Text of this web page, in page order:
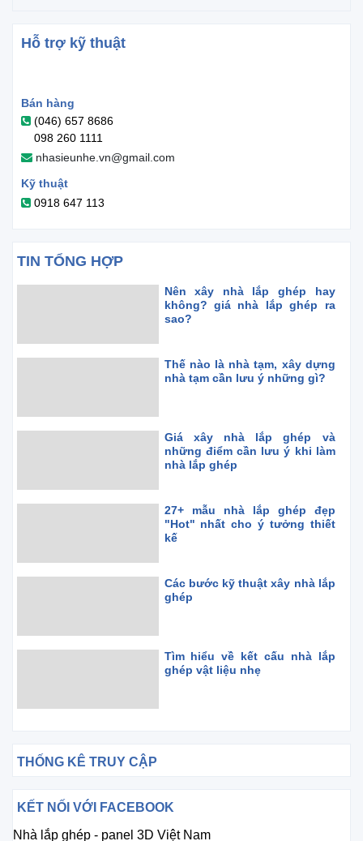
Hỗ trợ kỹ thuật
Bán hàng
(046) 657 8686
098 260 1111
nhasieunhe.vn@gmail.com
Kỹ thuật
0918 647 113
TIN TỔNG HỢP
Nên xây nhà lắp ghép hay
không? giá nhà lắp ghép ra
sao?
Thế nào là nhà tạm, xây dựng
nhà tạm cần lưu ý những gì?
Giá xây nhà lắp ghép và
những điểm cần lưu ý khi làm
nhà lắp ghép
27+ mẫu nhà lắp ghép đẹp
"Hot" nhất cho ý tưởng thiết
kế
Các bước kỹ thuật xây nhà lắp
ghép
Tìm hiểu về kết cấu nhà lắp
ghép vật liệu nhẹ
THỐNG KÊ TRUY CẬP
KẾT NỐI VỚI FACEBOOK
Nhà lắp ghép - panel 3D Việt Nam